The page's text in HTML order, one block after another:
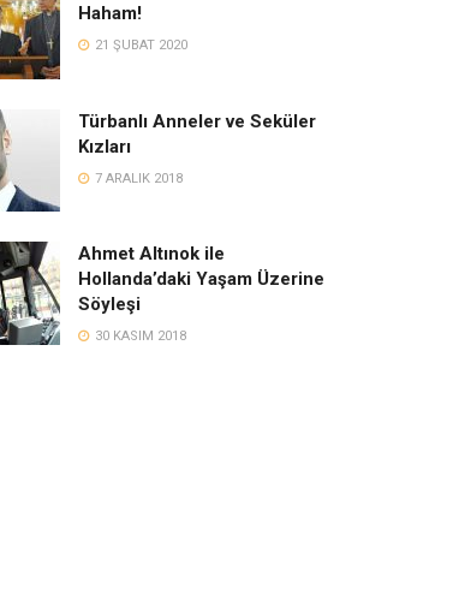
Haham!
21 ŞUBAT 2020
Türbanlı Anneler ve Seküler
Kızları
7 ARALIK 2018
Ahmet Altınok ile
Hollanda’daki Yaşam Üzerine
Söyleşi
30 KASIM 2018